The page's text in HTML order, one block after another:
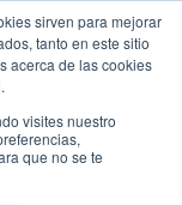
sirven para mejorar
tanto en este sitio
acerca de las cookies
visites nuestro
que no se te